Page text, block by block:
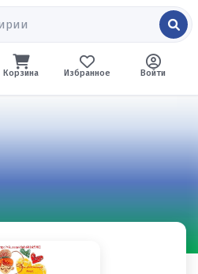
Войти
Избранное
Корзина